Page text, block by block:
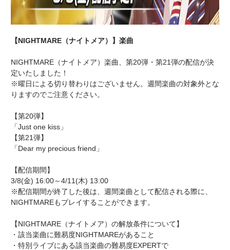
【NIGHTMARE（ナイトメア）】楽曲
NIGHTMARE（ナイトメア）楽曲、第20弾・第21弾の配信が決
定いたしました！
※曜日による切り替わりはございません。週間楽曲の対象外とな
りますのでご注意ください。
【第20弾】
「Just one kiss」
【第21弾】
「Dear my precious friend」
【配信期間】
3/8(金) 16:00～4/11(木) 13:00
※配信期間が終了した後は、週間楽曲として配信される際に、
NIGHTMAREもプレイすることができます。
【NIGHTMARE（ナイトメア）の解放条件について】
・該当楽曲に難易度NIGHTMAREがあること
・特別ライブにある該当楽曲の難易度EXPERTで